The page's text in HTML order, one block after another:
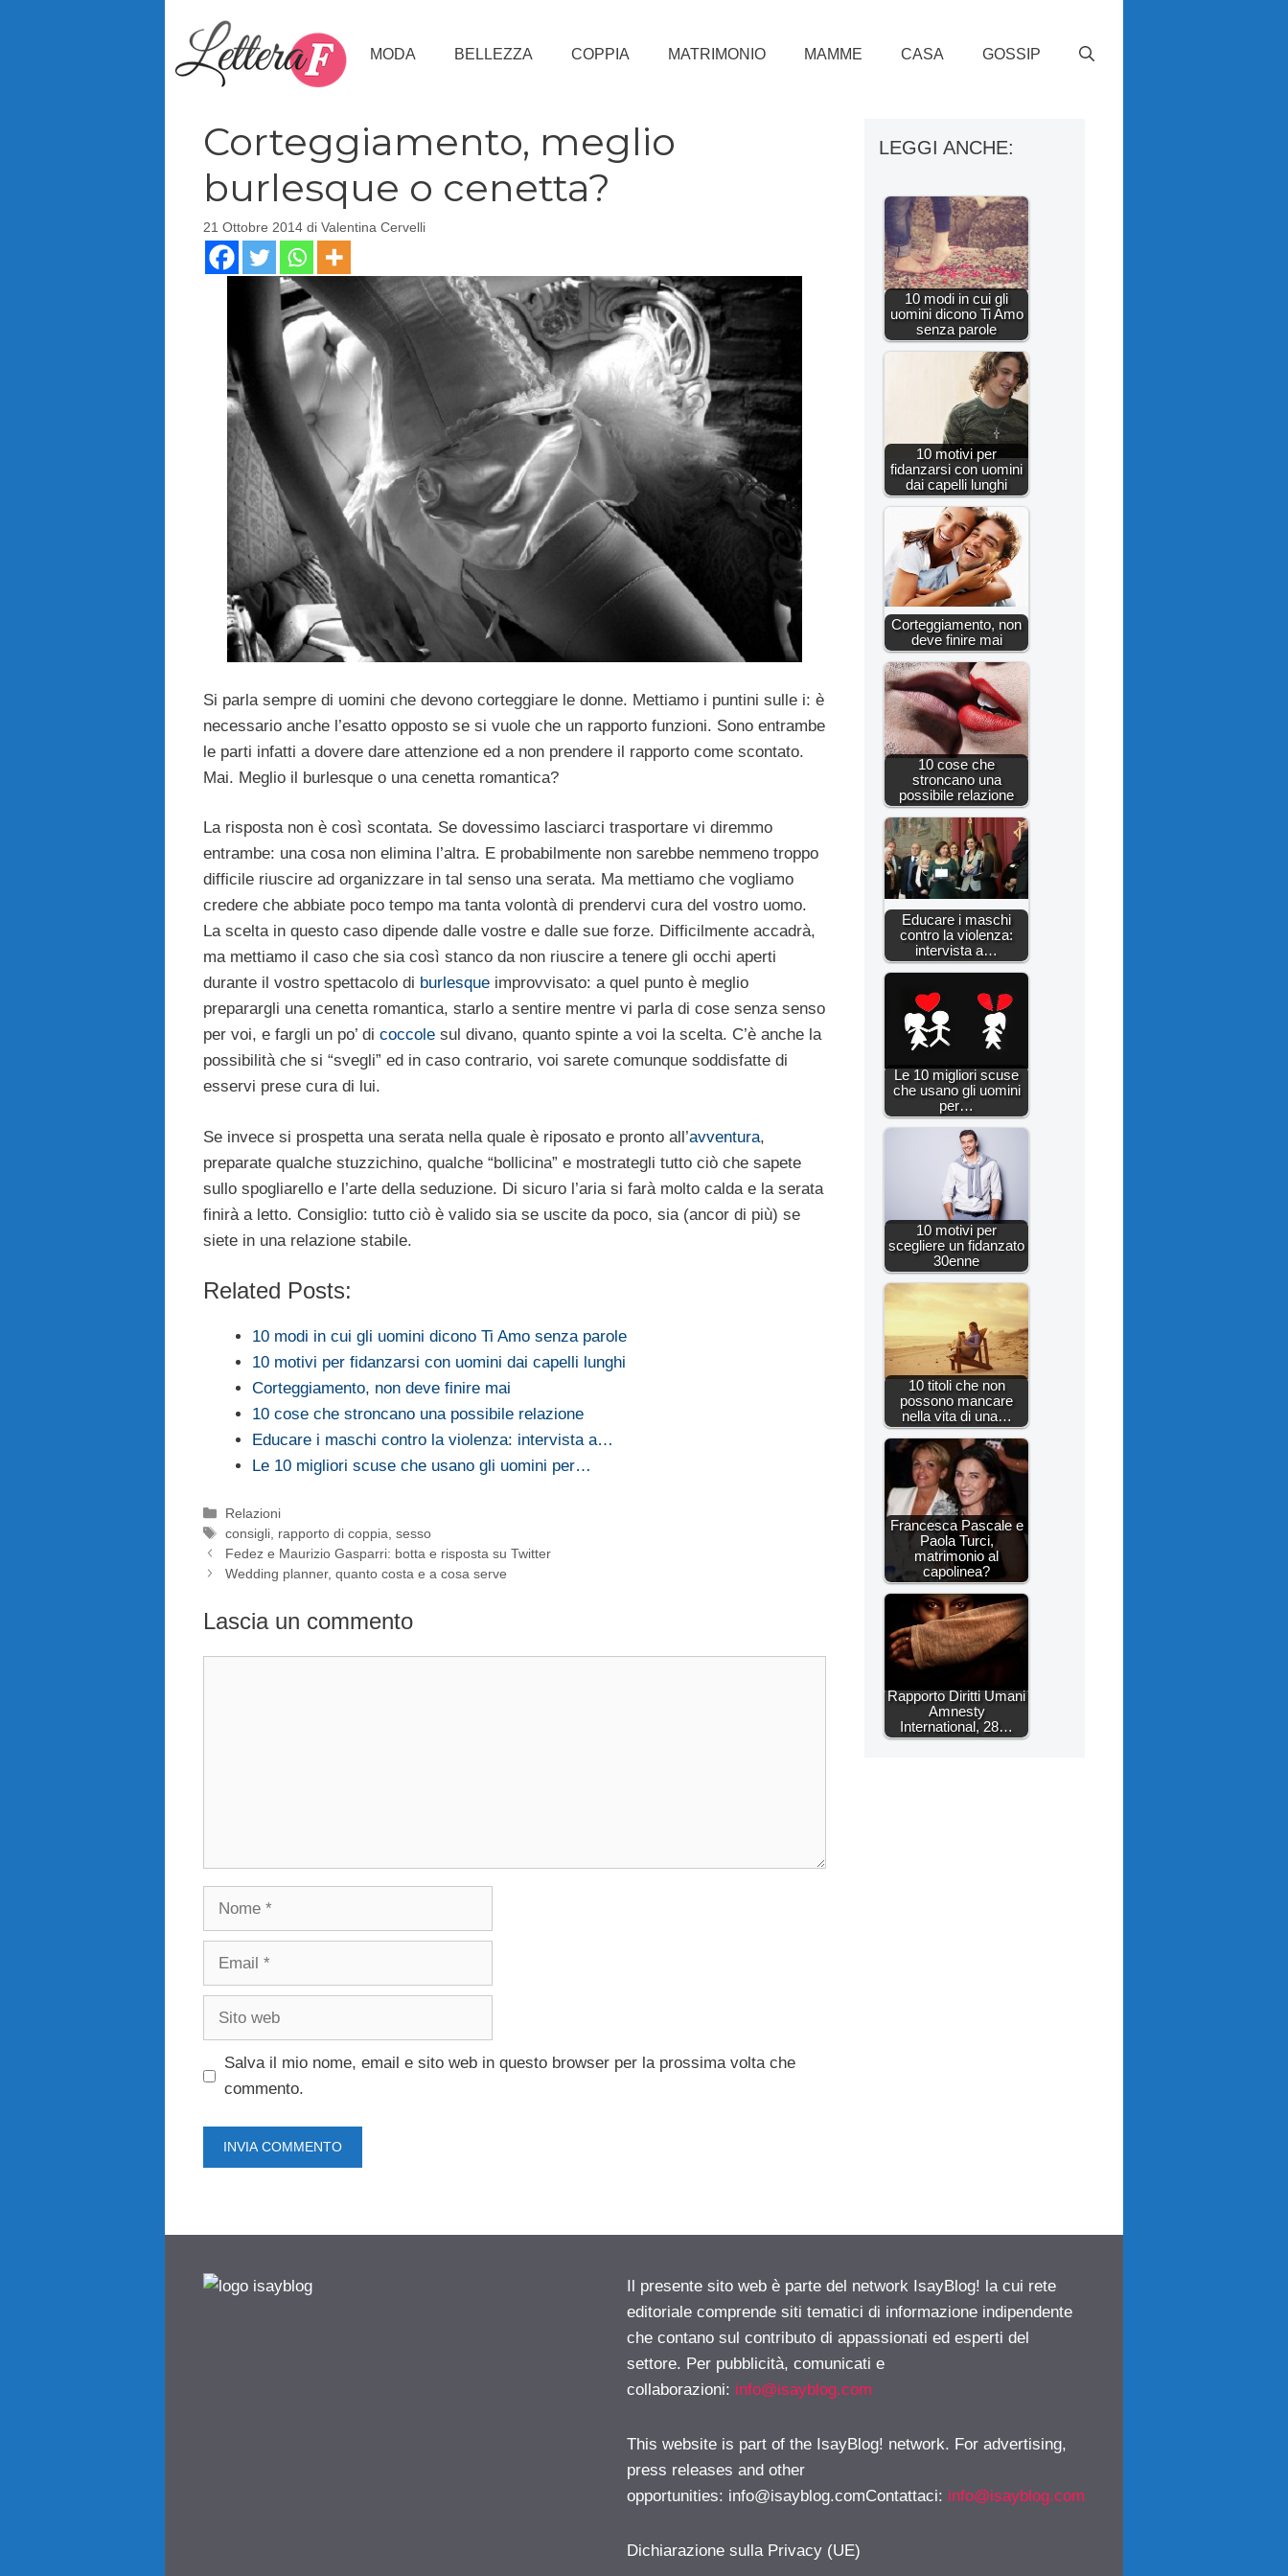
MODA BELLEZZA COPPIA MATRIMONIO MAMME CASA GOSSIP
Corteggiamento, meglio
burlesque o cenetta?
21 Ottobre 2014 di Valentina Cervelli
Si parla sempre di uomini che devono corteggiare le donne. Mettiamo i puntini sulle i: è
necessario anche l’esatto opposto se si vuole che un rapporto funzioni. Sono entrambe
le parti infatti a dovere dare attenzione ed a non prendere il rapporto come scontato.
Mai. Meglio il burlesque o una cenetta romantica?
La risposta non è così scontata. Se dovessimo lasciarci trasportare vi diremmo
entrambe: una cosa non elimina l’altra. E probabilmente non sarebbe nemmeno troppo
difficile riuscire ad organizzare in tal senso una serata. Ma mettiamo che vogliamo
credere che abbiate poco tempo ma tanta volontà di prendervi cura del vostro uomo.
La scelta in questo caso dipende dalle vostre e dalle sue forze. Difficilmente accadrà,
ma mettiamo il caso che sia così stanco da non riuscire a tenere gli occhi aperti
durante il vostro spettacolo di burlesque improvvisato: a quel punto è meglio
preparargli una cenetta romantica, starlo a sentire mentre vi parla di cose senza senso
per voi, e fargli un po’ di coccole sul divano, quanto spinte a voi la scelta. C’è anche la
possibilità che si “svegli” ed in caso contrario, voi sarete comunque soddisfatte di
esservi prese cura di lui.
Se invece si prospetta una serata nella quale è riposato e pronto all’avventura,
preparate qualche stuzzichino, qualche “bollicina” e mostrategli tutto ciò che sapete
sullo spogliarello e l’arte della seduzione. Di sicuro l’aria si farà molto calda e la serata
finirà a letto. Consiglio: tutto ciò è valido sia se uscite da poco, sia (ancor di più) se
siete in una relazione stabile.
Related Posts:
10 modi in cui gli uomini dicono Ti Amo senza parole
10 motivi per fidanzarsi con uomini dai capelli lunghi
Corteggiamento, non deve finire mai
10 cose che stroncano una possibile relazione
Educare i maschi contro la violenza: intervista a…
Le 10 migliori scuse che usano gli uomini per…
Categorie
Relazioni
Tag
consigli rapporto di coppia ,sesso
Fedez e Maurizio Gasparri: botta e risposta su Twitter
Wedding planner, quanto costa e a cosa serve
Lascia un commento
Nome
Email
Sito
Salva il mio nome, email e sito web in questo browser per la prossima volta che
commento.
LEGGI ANCHE:
10 modi in cui gli
uomini dicono Ti Amo
senza parole
10 motivi per
fidanzarsi con uomini
dai capelli lunghi
Corteggiamento, non
deve finire mai
10 cose che
stroncano una
possibile relazione
Educare i maschi
contro la violenza:
intervista a…
Le 10 migliori scuse
che usano gli uomini
per…
10 motivi per
scegliere un fidanzato
30enne
10 titoli che non
possono mancare
nella vita di una…
Francesca Pascale e
Paola Turci,
matrimonio al
capolinea?
Rapporto Diritti Umani
Amnesty
International, 28…
Il presente sito web è parte del network IsayBlog! la cui rete
editoriale comprende siti tematici di informazione indipendente
che contano sul contributo di appassionati ed esperti del
settore. Per pubblicità, comunicati e
collaborazioni: info@isayblog.com
This website is part of the IsayBlog! network. For advertising,
press releases and other
opportunities: info@isayblog.comContattaci: info@isayblog.com
Dichiarazione sulla Privacy (UE)